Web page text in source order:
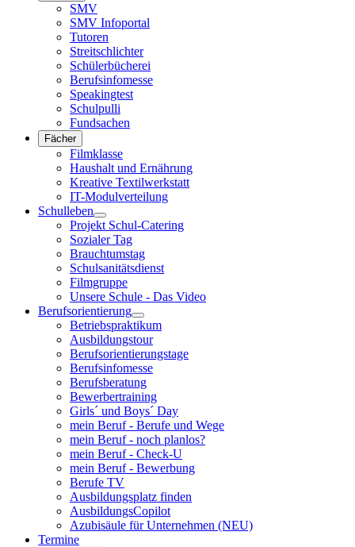
SMV
SMV Infoportal
Tutoren
Streitschlichter
Schülerbücherei
Berufsinfomesse
Speakingtest
Schulpulli
Fundsachen
Fächer
Filmklasse
Haushalt und Ernährung
Kreative Textilwerkstatt
IT-Modulverteilung
Schulleben
Projekt Schul-Catering
Sozialer Tag
Brauchtumstag
Schulsanitätsdienst
Filmgruppe
Unsere Schule - Das Video
Berufsorientierung
Betriebspraktikum
Ausbildungstour
Berufsorientierungstage
Berufsinfomesse
Berufsberatung
Bewerbertraining
Girls´ und Boys´ Day
mein Beruf - Berufe und Wege
mein Beruf - noch planlos?
mein Beruf - Check-U
mein Beruf - Bewerbung
Berufe TV
Ausbildungsplatz finden
AusbildungsCopilot
Azubisäule für Unternehmen (NEU)
Termine